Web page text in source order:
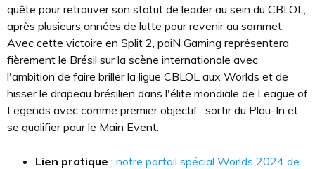
quête pour retrouver son statut de leader au sein du CBLOL,
après plusieurs années de lutte pour revenir au sommet.
Avec cette victoire en Split 2, paiN Gaming représentera
fièrement le Brésil sur la scène internationale avec
l'ambition de faire briller la ligue CBLOL aux Worlds et de
hisser le drapeau brésilien dans l'élite mondiale de League of
Legends avec comme premier objectif : sortir du Plau-In et
se qualifier pour le Main Event.
Lien pratique : notre portail spécial Worlds 2024 de